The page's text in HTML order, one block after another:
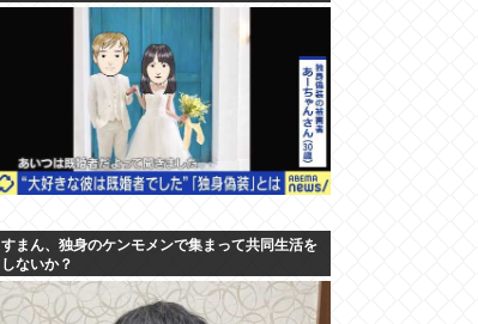
すまん、独身のケンモメンで集まって共同生活を
しないか？